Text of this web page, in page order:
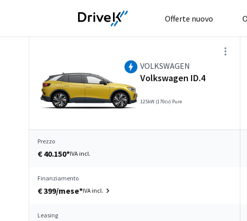
Offerte nuovo
VOLKSWAGEN
Volkswagen ID.4
125kW (170cv) Pure
Prezzo
€ 40.150*IVA incl.
Finanziamento
€ 399/mese*IVA incl.
Leasing